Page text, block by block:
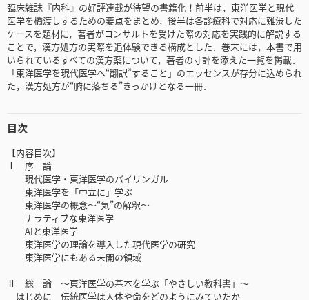
臨床雑誌『内科』の好評連載が待望の書籍化！前半は，東洋医学と現代
医学を橋渡しするための要点をまとめ，後半は各診療科で対応に難渋した
ケースを題材に，著者がコンサルトを受けた際の対応を実践的に解説する
ことで，漢方処方の実際を追体験できる構成とした．巻末には，本書で用
いられているすべての漢方薬について，著者の寸評を添えた一覧を掲載．
「東洋医学を現代医学へ“翻訳”すること」のエッセンスが存分に込められ
た，漢方処方が“腑に落ちる”きっかけとなる一冊．
目次
【内容目次】
Ⅰ 序 論
現代医学・東洋医学のバイリンガル
東洋医学を「中立に」学ぶ
東洋医学の概念～“気”の解釈～
ナラティブな東洋医学
AIと東洋医学
東洋医学の理論を導入した現代医学の研究
東洋医学にもある未開の領域
Ⅱ 総 論 ～東洋医学の基本を学ぶ「やさしい教科書」～
はじめに 伝統医学は人体や命をどのようにみていたか